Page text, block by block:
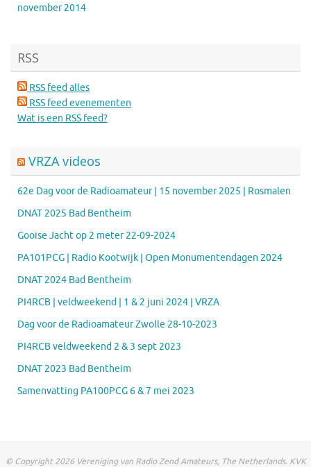
november 2014
RSS
RSS feed alles
RSS feed evenementen
Wat is een RSS feed?
VRZA videos
62e Dag voor de Radioamateur | 15 november 2025 | Rosmalen
DNAT 2025 Bad Bentheim
Gooise Jacht op 2 meter 22-09-2024
PA101PCG | Radio Kootwijk | Open Monumentendagen 2024
DNAT 2024 Bad Bentheim
PI4RCB | veldweekend | 1 & 2 juni 2024 | VRZA
Dag voor de Radioamateur Zwolle 28-10-2023
PI4RCB veldweekend 2 & 3 sept 2023
DNAT 2023 Bad Bentheim
Samenvatting PA100PCG 6 & 7 mei 2023
© Copyright 2026 Vereniging van Radio Zend Amateurs, The Netherlands. KVK